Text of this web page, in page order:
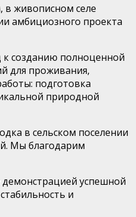
, в живописном селе
амбициозного проекта
созданию полноценной
для проживания,
подготовка
природной
в сельском поселении
Мы благодарим
успешной
и